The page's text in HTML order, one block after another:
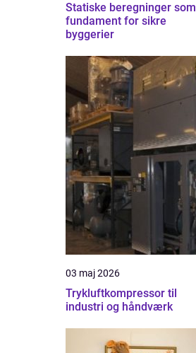
Statiske beregninger som
fundament for sikre
byggerier
03 maj 2026
Trykluftkompressor til
industri og håndværk